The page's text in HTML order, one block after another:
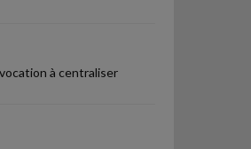
à centraliser